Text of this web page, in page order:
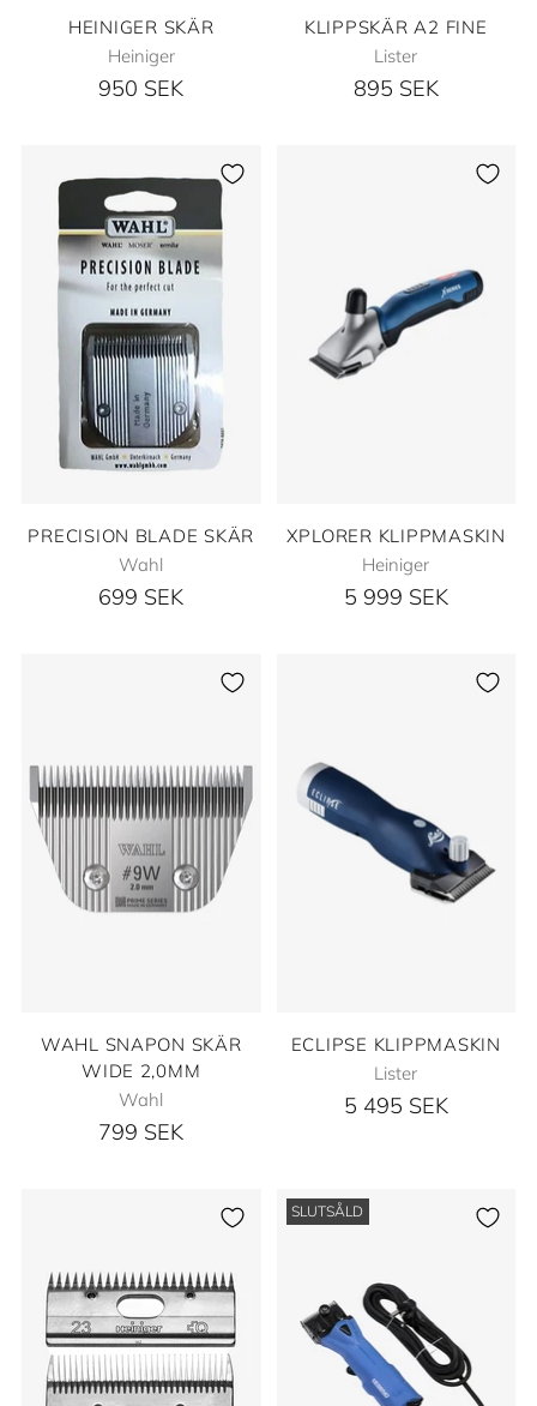
HEINIGER SKÄR
Heiniger
950 SEK
KLIPPSKÄR A2 FINE
Lister
895 SEK
PRECISION BLADE SKÄR
Wahl
699 SEK
XPLORER KLIPPMASKIN
Heiniger
5 999 SEK
WAHL SNAPON SKÄR
WIDE 2,0MM
Wahl
799 SEK
ECLIPSE KLIPPMASKIN
Lister
5 495 SEK
SLUTSÅLD